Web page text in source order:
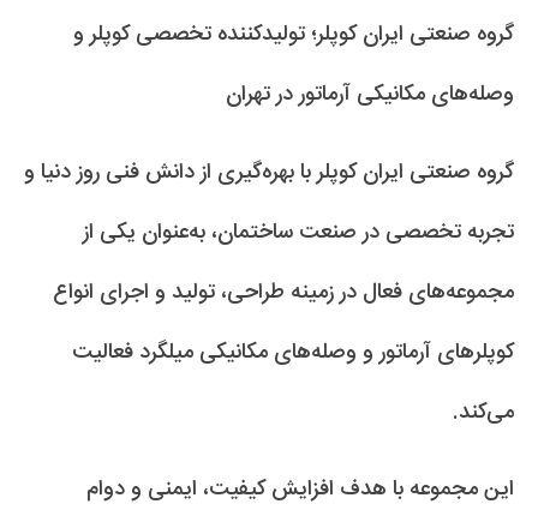
گروه صنعتی ایران کوپلر؛ تولیدکننده تخصصی کوپلر و
وصله‌های مکانیکی آرماتور در تهران
گروه صنعتی ایران کوپلر با بهره‌گیری از دانش فنی روز دنیا و
تجربه تخصصی در صنعت ساختمان، به‌عنوان یکی از
مجموعه‌های فعال در زمینه طراحی، تولید و اجرای انواع
کوپلرهای آرماتور و وصله‌های مکانیکی میلگرد فعالیت
می‌کند.
این مجموعه با هدف افزایش کیفیت، ایمنی و دوام